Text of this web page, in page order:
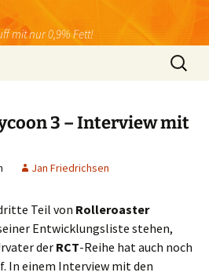
mit nur 0,9% Fett!
Suchen
nach:
3 – Interview mit
Jan Friedrichsen
Teil von Rolleroaster
Entwicklungsliste stehen,
der RCT-Reihe hat auch noch
In einem Interview mit den